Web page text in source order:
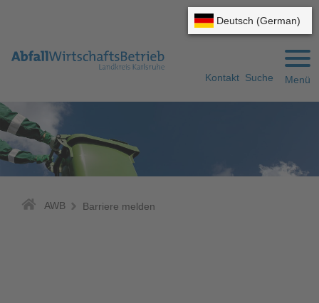
zum Navigationsbereich
Kontakt Suche Menü
AWB Barriere melden